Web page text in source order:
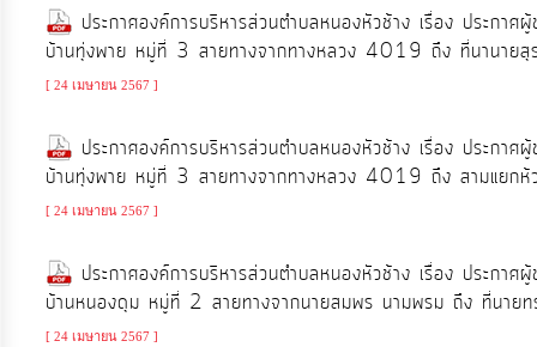
บริหาร
และ
พัฒนา
บุคคล
จัด
ซื้อ
จัด
ประกาศองค์การบริหารส่วนตำบลหนองหัวช้าง เรื่อง ประกาศ
บ้านทุ่งพาย หมู่ที่ 3 สายทางจากทางหลวง 4019 ถึง ที่นานายสุร
[ 24 เมษายน 2567 ]
ประกาศองค์การบริหารส่วนตำบลหนองหัวช้าง เรื่อง ประกาศ
บ้านทุ่งพาย หมู่ที่ 3 สายทางจากทางหลวง 4019 ถึง สามแยกห้วย
[ 24 เมษายน 2567 ]
ประกาศองค์การบริหารส่วนตำบลหนองหัวช้าง เรื่อง ประกาศ
บ้านหนองดุม หมู่ที่ 2 สายทางจากนายสมพร นามพรม ถึง ที่นายทร
[ 24 เมษายน 2567 ]